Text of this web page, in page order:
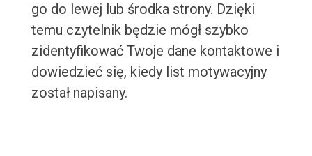
go do lewej lub środka strony. Dzięki
temu czytelnik będzie mógł szybko
zidentyfikować Twoje dane kontaktowe i
dowiedzieć się, kiedy list motywacyjny
został napisany.